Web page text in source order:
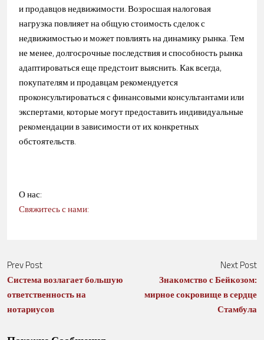
и продавцов недвижимости. Возросшая налоговая
нагрузка повлияет на общую стоимость сделок с
недвижимостью и может повлиять на динамику рынка. Тем
не менее, долгосрочные последствия и способность рынка
адаптироваться еще предстоит выяснить. Как всегда,
покупателям и продавцам рекомендуется
проконсультироваться с финансовыми консультантами или
экспертами, которые могут предоставить индивидуальные
рекомендации в зависимости от их конкретных
обстоятельств.
О нас:
Свяжитесь с нами:
Prev Post
Система возлагает большую
ответственность на
нотариусов
Next Post
Знакомство с Бейкозом:
мирное сокровище в сердце
Стамбула